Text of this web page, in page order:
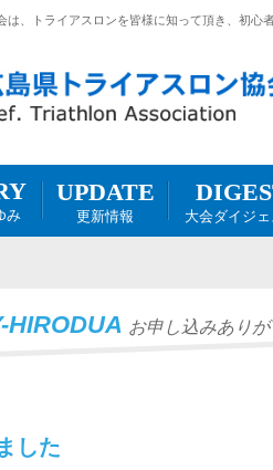
は、トライアスロンを皆様に知って頂き、初心
み
UPDATE
更新情報 大会ダイジ
HIRODUA お申し込みあり
した